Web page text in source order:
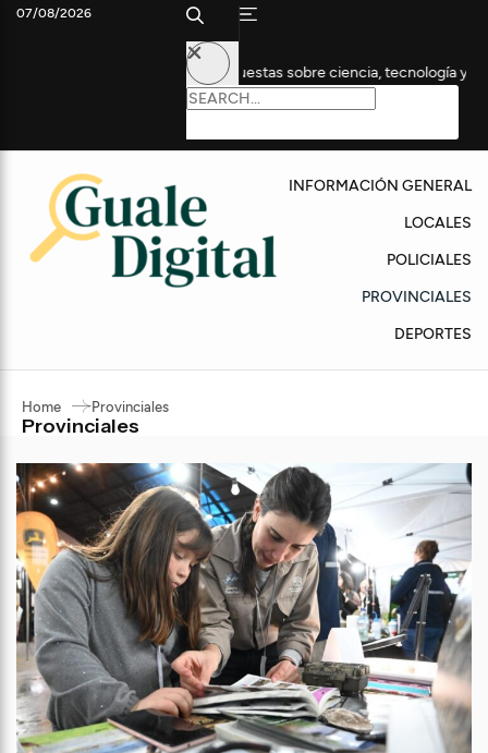
con propuestas sobre ciencia, tecnología y empleo
07/08/2026
INFORMACIÓN GENERAL
LOCALES
POLICIALES
PROVINCIALES
DEPORTES
Home Provinciales
Provinciales